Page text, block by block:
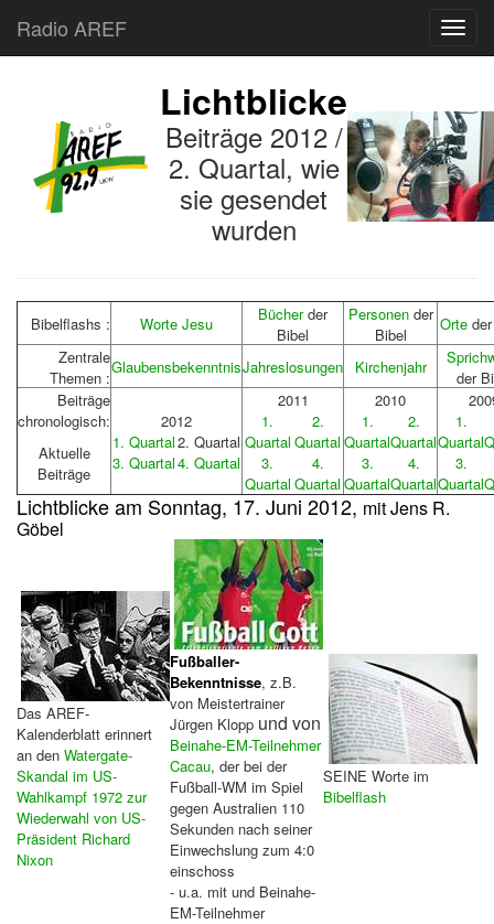
Radio AREF
Lichtblicke
Beiträge 2012 /
2. Quartal, wie
sie gesendet
wurden
Bibelflashs : Worte Jesu Bücherder
Bibel
Personender
Bibel
Orte
Zentrale
Themen :
GlaubensbekenntnisJahreslosungen Kirchenjahr
der
Beiträge
chronologisch:
Aktuelle
Beiträge
2012
1. Quartal2. Quartal
3. Quartal4. Quartal
2011
1.
Quartal
2.
Quartal
3.
Quartal
4.
Quartal
2010
1.
Quartal
2.
Quartal
3.
Quartal
4.
Quartal
1.
Quartal
3.
Quartal
Lichtblicke am Sonntag, 17. Juni 2012, mit Jens R.
Göbel
Das AREF-
Kalenderblatt erinnert
an den Watergate-
Skandal im US-
Wahlkampf 1972 zur
Wiederwahl von US-
Präsident Richard
Nixon
Fußballer-
Bekenntnisse, z.B.
von Meistertrainer
Jürgen Klopp und von
Beinahe-EM-Teilnehmer
Cacau, der bei der
Fußball-WM im Spiel
gegen Australien 110
Sekunden nach seiner
Einwechslung zum 4:0
einschoss
- u.a. mit und Beinahe-
EM-Teilnehmer
SEINE Worte im
Bibelflash